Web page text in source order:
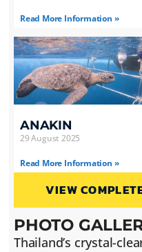
Read More Information »
ANAKIN
29 August 2025
Read More Information »
VIEW
PHOTO
Thailand’s crystal-